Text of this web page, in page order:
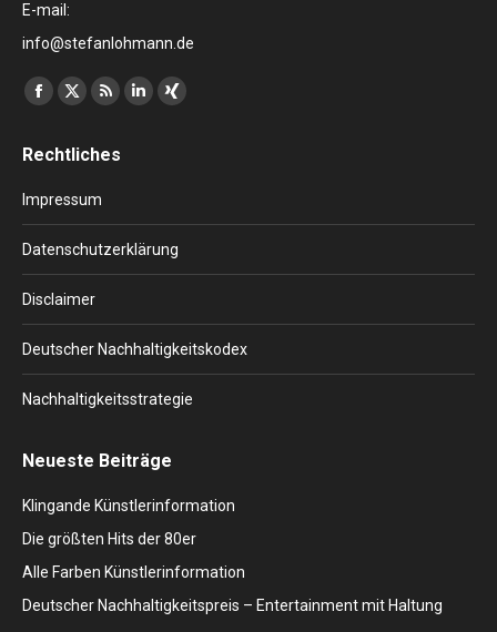
E-mail:
info@stefanlohmann.de
Finden Sie uns auf:
Facebook
opens
new
window
X
opens
new
window
RSS
opens
new
window
Linkedin
new
window
XING
new
window
Rechtliches
Impressum
Datenschutzerklärung
Disclaimer
Deutscher Nachhaltigkeitskodex
Nachhaltigkeitsstrategie
Neueste Beiträge
Klingande Künstlerinformation
Die größten Hits der 80er
Alle Farben Künstlerinformation
Deutscher Nachhaltigkeitspreis – Entertainment mit Haltung